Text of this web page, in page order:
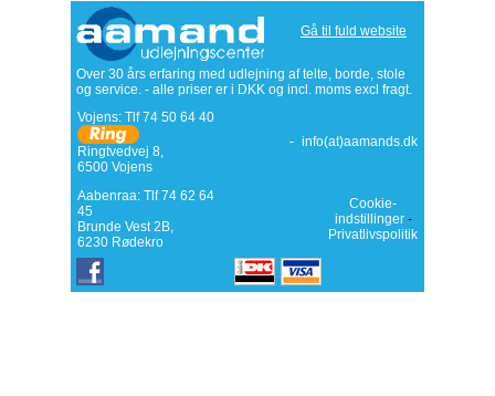
Gå til fuld website
Over 30 års erfaring med udlejning af telte, borde, stole
og service. - alle priser er i DKK og incl. moms excl fragt.
Vojens: Tlf74 50 64 40
Ringtvedvej 8,
6500 Vojens
- info(at)aamands.dk
Aabenraa: Tlf 74 62 64
45
Brunde Vest 2B,
6230 Rødekro
Cookie-
indstillinger-
Privatlivspolitik